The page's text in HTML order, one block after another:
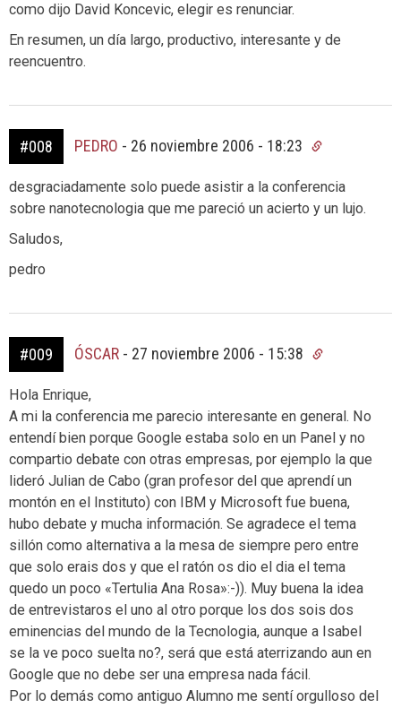
como dijo David Koncevic, elegir es renunciar.
En resumen, un día largo, productivo, interesante y de
reencuentro.
#008 PEDRO - 26 noviembre 2006 - 18:23
desgraciadamente solo puede asistir a la conferencia
sobre nanotecnologia que me pareció un acierto y un lujo.
Saludos,
pedro
#009 ÓSCAR - 27 noviembre 2006 - 15:38
Hola Enrique,
A mi la conferencia me parecio interesante en general. No
entendí bien porque Google estaba solo en un Panel y no
compartio debate con otras empresas, por ejemplo la que
lideró Julian de Cabo (gran profesor del que aprendí un
montón en el Instituto) con IBM y Microsoft fue buena,
hubo debate y mucha información. Se agradece el tema
sillón como alternativa a la mesa de siempre pero entre
que solo erais dos y que el ratón os dio el dia el tema
quedo un poco «Tertulia Ana Rosa»:-)). Muy buena la idea
de entrevistaros el uno al otro porque los dos sois dos
eminencias del mundo de la Tecnologia, aunque a Isabel
se la ve poco suelta no?, será que está aterrizando aun en
Google que no debe ser una empresa nada fácil.
Por lo demás como antiguo Alumno me sentí orgulloso del